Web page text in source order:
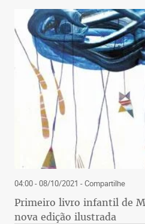
04:00 - 08/10/2021 - Compartilhe
Primeiro livro infantil de
nova edição ilustrada